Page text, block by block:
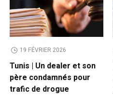
19 FÉVRIER 2026
Tunis | Un dealer et son
père condamnés pour
trafic de drogue